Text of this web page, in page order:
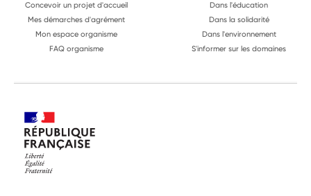
Concevoir un projet d'accueil
Mes démarches d'agrément
Mon espace organisme
FAQ organisme
Dans l'éducation
Dans la solidarité
Dans l'environnement
S'informer sur les domaines